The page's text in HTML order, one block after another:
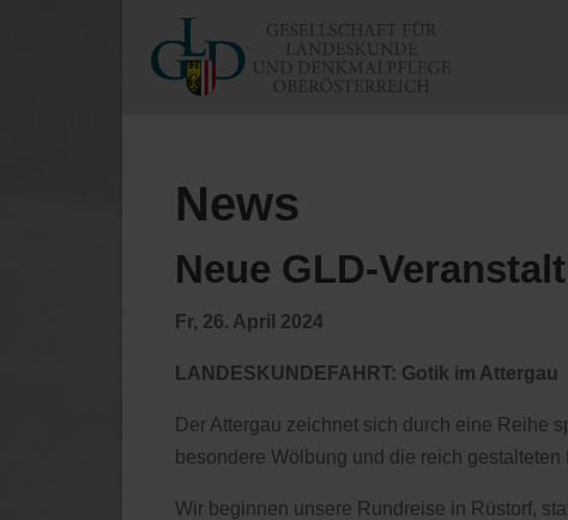
News
Neue GLD-
Fr, 26. April 2024
LANDESKUNDEFAHRT: Gotik im Attergau
Der Attergau zeichnet sich durch eine Reihe
besondere Wölbung und die reich
Wir beginnen unsere Rundreise in Rüstorf,